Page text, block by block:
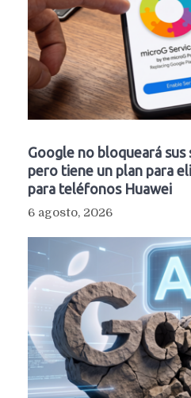
Google no bloqueará sus
pero tiene un plan para
para teléfonos Huawei
6 agosto, 2026